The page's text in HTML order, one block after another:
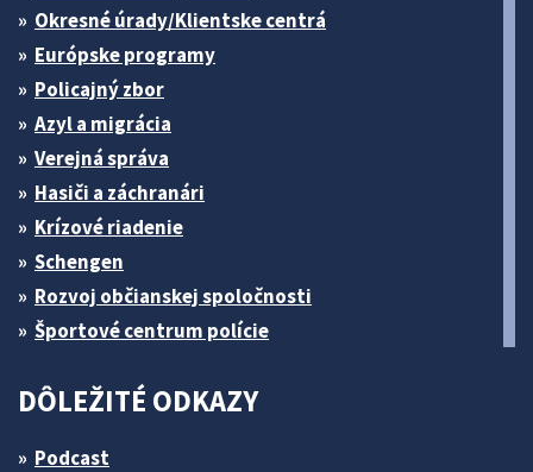
Okresné úrady/Klientske centrá
Európske programy
Policajný zbor
Azyl a migrácia
Verejná správa
Hasiči a záchranári
Krízové riadenie
Schengen
Rozvoj občianskej spoločnosti
Športové centrum polície
DÔLEŽITÉ ODKAZY
Podcast